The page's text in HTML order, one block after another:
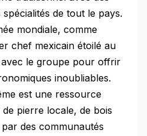
de tout le pays.
mondiale, comme
chef mexicain étoilé au
le groupe pour offrir
inoubliables.
est une ressource
pierre locale, de bois
des communautés